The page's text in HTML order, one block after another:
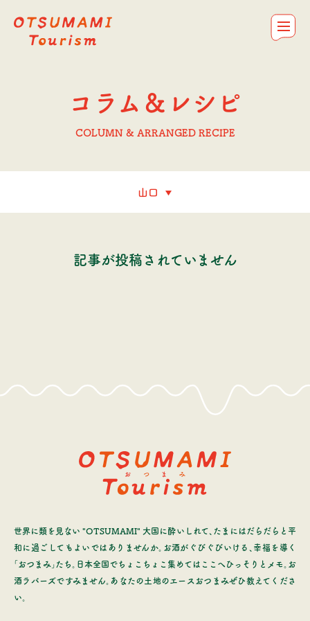
OTSUMAMI Tourism
おつまみを探す
コラム＆レシピ
私たちについて
コラム＆レシピ
COLUMN & ARRANGED RECIPE
記事が投稿されていません
世界に類を見ない "OTSUMAMI" 大国に酔いしれて、たまにはだらだらと平
和に過ごしてもよいではありませんか。お酒がぐびぐびいける、幸福を導く
「おつまみ」たち。日本全国でちょこちょこ集めてはここへひっそりとメモ。お
酒ラバーズですみません。あなたの土地のエースおつまみぜひ教えてくださ
い。